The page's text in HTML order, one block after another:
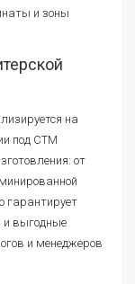
и зоны
на
под СТМ
от
гарантирует
и выгодные
и менеджеров